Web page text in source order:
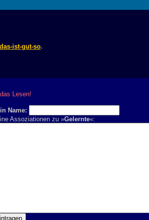
ist-gut-so.
Lesen!
Name:
Assoziationen zu »Gelernte«: